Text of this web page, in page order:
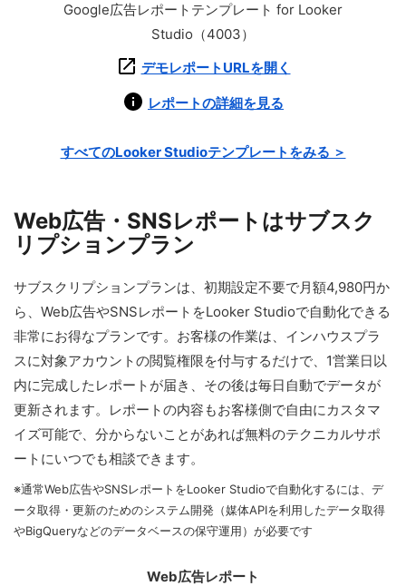
Google広告レポートテンプレート for Looker
Studio（4003）
デモレポートURLを開く
レポートの詳細を見る
すべてのLooker Studioテンプレートをみる ＞
Web広告・SNSレポートはサブスク
リプションプラン
サブスクリプションプランは、初期設定不要で月額4,980円か
ら、Web広告やSNSレポートをLooker Studioで自動化できる
非常にお得なプランです。お客様の作業は、インハウスプラ
スに対象アカウントの閲覧権限を付与するだけで、1営業日以
内に完成したレポートが届き、その後は毎日自動でデータが
更新されます。レポートの内容もお客様側で自由にカスタマ
イズ可能で、分からないことがあれば無料のテクニカルサポ
ートにいつでも相談できます。
※通常Web広告やSNSレポートをLooker Studioで自動化するには、デ
ータ取得・更新のためのシステム開発（媒体APIを利用したデータ取得
やBigQueryなどのデータベースの保守運用）が必要です
Web広告レポート